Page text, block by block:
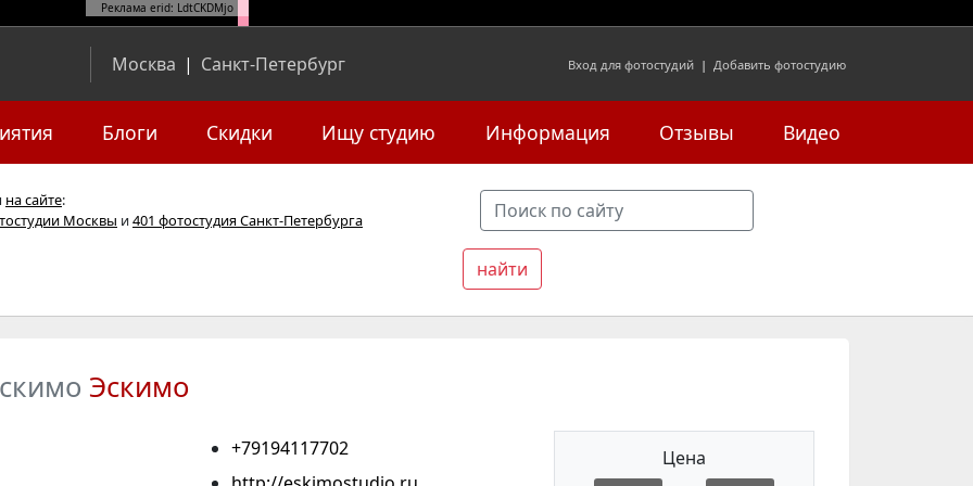
Реклама erid: LdtCKDMjo
Москва | Санкт-Петербург Вход для фотостудий | Добавить фотостудию
Блоги Скидки Ищу студию Информация Отзывы Видео
на сайте:
Москвы и401 фотостудия Санкт-Петербурга
Эскимо
+79194117702
Цена